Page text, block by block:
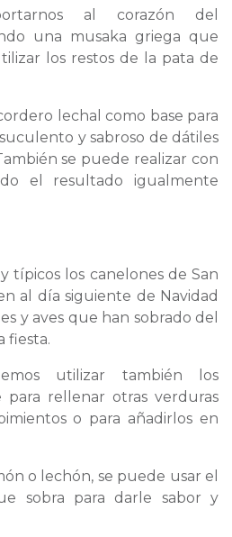
al corazón del
una musaka griega que
los restos de la pata de
lechal como base para
y sabroso de dátiles
se puede realizar con
el resultado igualmente
típicos los canelones de San
al día siguiente de Navidad
y aves que han sobrado del
fiesta.
utilizar también los
para rellenar otras verduras
o para añadirlos en
o lechón, se puede usar el
sobra para darle sabor y